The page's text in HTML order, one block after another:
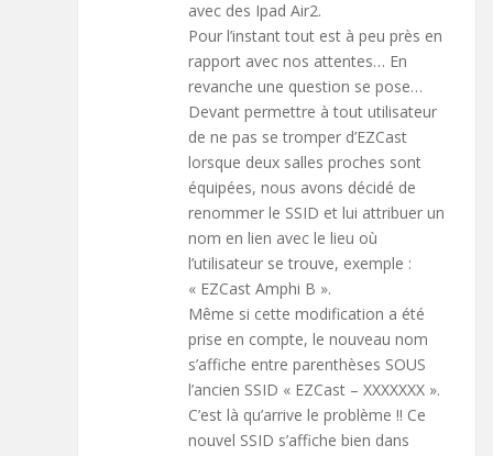
avec des Ipad Air2.
Pour l’instant tout est à peu près en
rapport avec nos attentes… En
revanche une question se pose…
Devant permettre à tout utilisateur
de ne pas se tromper d’EZCast
lorsque deux salles proches sont
équipées, nous avons décidé de
renommer le SSID et lui attribuer un
nom en lien avec le lieu où
l’utilisateur se trouve, exemple :
« EZCast Amphi B ».
Même si cette modification a été
prise en compte, le nouveau nom
s’affiche entre parenthèses SOUS
l’ancien SSID « EZCast – XXXXXXX ».
C’est là qu’arrive le problème !! Ce
nouvel SSID s’affiche bien dans